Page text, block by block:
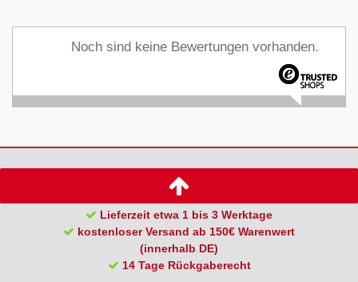
Noch sind keine Bewertungen vorhanden.
Lieferzeit etwa 1 bis 3 Werktage
kostenloser Versand ab 150€ Warenwert
(innerhalb DE)
14 Tage Rückgaberecht